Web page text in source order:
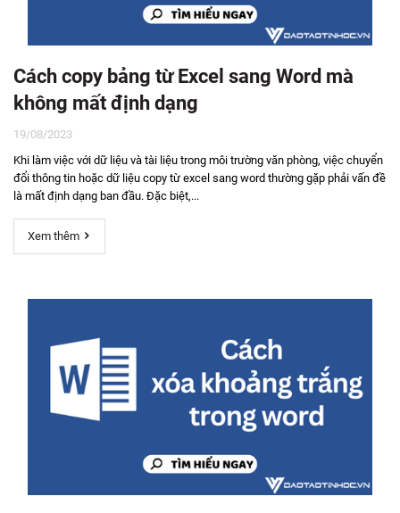
Cách copy bảng từ Excel sang Word mà
không mất định dạng
19/08/2023
Khi làm việc với dữ liệu và tài liệu trong môi trường văn phòng, việc chuyển
đổi thông tin hoặc dữ liệu copy từ excel sang word thường gặp phải vấn đề
là mất định dạng ban đầu. Đặc biệt,...
Xem thêm